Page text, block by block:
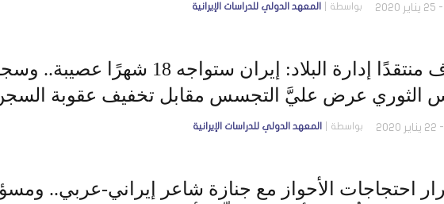
بواسطة المعهد الدولي للدراسات الإيرانية
قاليباف منتقدًا إدارة البلاد: إيران ستواجه
الثوري عرض عليَّ التجسس مقابل تخفيف عقوبة
بواسطة المعهد الدولي للدراسات الإيرانية
احتجاجات الأحواز مع جنازة شاعر إيراني-عربي..